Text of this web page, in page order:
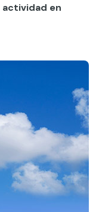
actividad en